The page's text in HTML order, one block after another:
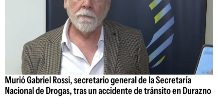
Murió Gabriel Rossi, secretario general de la Secretaría
Nacional de Drogas, tras un accidente de tránsito en Durazno